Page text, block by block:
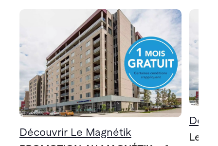
Découvrir Le Magnétik Le